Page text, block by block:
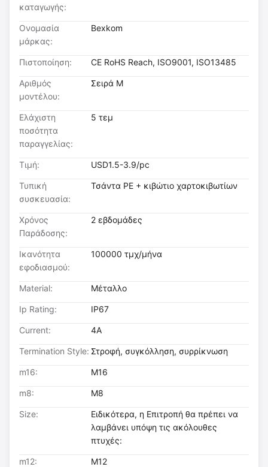
καταγωγής:
Ονομασία
μάρκας:
Bexkom
Πιστοποίηση: CE RoHS Reach, ISO9001, ISO13485
Αριθμός
μοντέλου:
Σειρά M
Ελάχιστη
ποσότητα
παραγγελίας:
5 τεμ
Τιμή: USD1.5-3.9/pc
Τυπική
συσκευασία:
Τσάντα PE + κιβώτιο χαρτοκιβωτίων
Χρόνος
Παράδοσης:
2 εβδομάδες
Ικανότητα
εφοδιασμού:
100000 τμχ/μήνα
Material: Μέταλλο
Ip Rating: IP67
Current: 4Α
Termination Style: Στροφή, συγκόλληση, συρρίκνωση
m16: Μ16
m8: Μ8
Size:
Ειδικότερα, η Επιτροπή θα πρέπει να
λαμβάνει υπόψη τις ακόλουθες
πτυχές:
m12: Μ12